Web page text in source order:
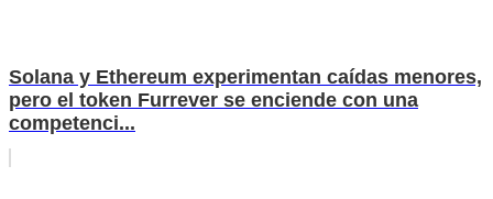
Solana y Ethereum experimentan caídas menores,
pero el token Furrever se enciende con una
competenci...